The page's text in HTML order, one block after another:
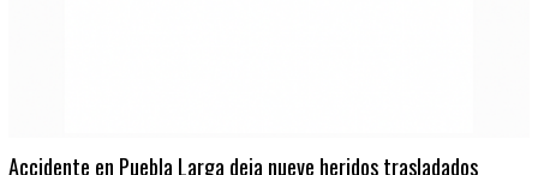
Accidente en Puebla Larga deja nueve heridos trasladados